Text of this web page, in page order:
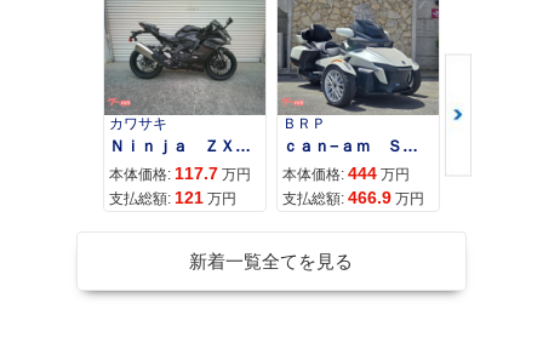
カワサキ
Ｎｉｎｊａ ＺＸ−４Ｒ ＳＥ
本体価格: 117.7 万円
支払総額: 121 万円
ＢＲＰ
ｃａｎ−ａｍ ＳＰＹＤＥＲ ＲＴ ＬＩＭＩＴＥＤ
本体価格: 444 万円
支払総額: 466.9 万円
スズキ
本体価格:
新着一覧全てを見る